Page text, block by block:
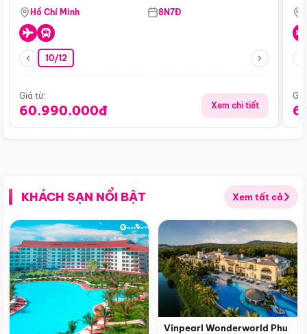
Hồ Chí Minh 8N7Đ
10/12
Giá từ:
60.990.000đ Xem chi tiết
KHÁCH SẠN NỔI BẬT Xem tất cả
Vinpearl Wonderworld Phu